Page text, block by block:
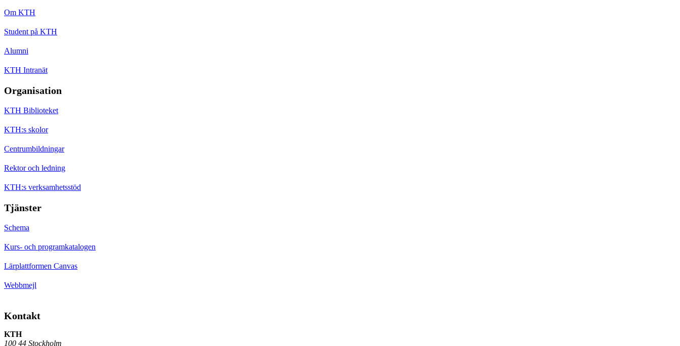
Om KTH
Student på KTH
Alumni
KTH Intranät
Organisation
KTH Biblioteket
KTH:s skolor
Centrumbildningar
Rektor och ledning
KTH:s verksamhetsstöd
Tjänster
Schema
Kurs- och programkatalogen
Lärplattformen Canvas
Webbmejl
Kontakt
KTH
100 44 Stockholm